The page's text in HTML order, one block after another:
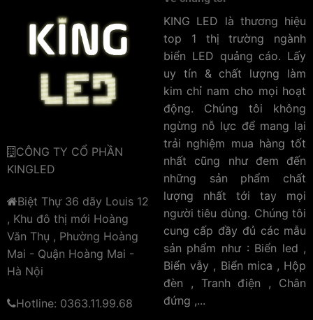
CÔNG TY CỔ PHẦN
KINGLED
Biệt Thự 36 dãy Louis 12
, Khu đô thị mới Hoàng
Văn Thụ , Phường Hoàng
Mai - Quận Hoàng Mai -
Hà Nội
Hotline: 0363.11.99.68
KING LED là thương hiệu
top 1 thị trường ngành
biển LED quảng cáo. Lấy
uy tín & chất lượng làm
kim chỉ nam cho mọi hoạt
động. Chúng tôi không
ngừng nỗ lực để mang lại
trải nghiệm mua hàng tốt
nhất cũng như đem đến
những sản phẩm chất
lượng nhất tới tay mọi
người tiêu dùng. Chúng tôi
cung cấp đầy đủ các mẫu
sản phẩm như : Biển led ,
Biển vẫy , Biển mica , Hộp
đèn , Tranh điện , Chân
đứng ,...